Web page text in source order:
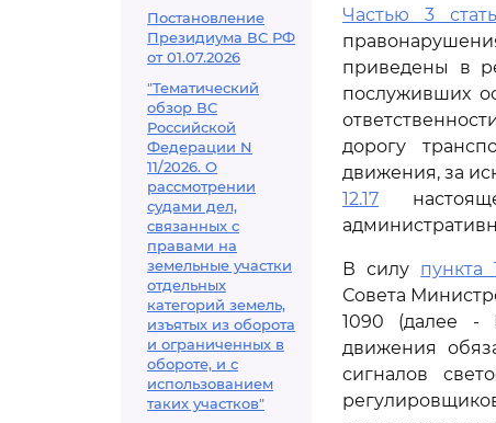
Постановление
Президиума ВС РФ
от 01.07.2026
"Тематический
обзор ВС
Российской
Федерации N
11/2026. О
рассмотрении
судами дел,
связанных с
правами на
земельные участки
отдельных
категорий земель,
изъятых из оборота
и ограниченных в
обороте, и с
использованием
таких участков"
Частью 3
приведены в
послуживших
дорогу
движения, за
12.17
В силу пункта
Совета
1090 (далее -
движения
сигналов